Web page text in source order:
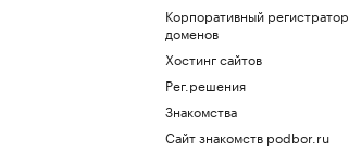
Корпоративный регистратор
доменов
Хостинг сайтов
Рег.решения
Знакомства
Сайт знакомств podbor.ru